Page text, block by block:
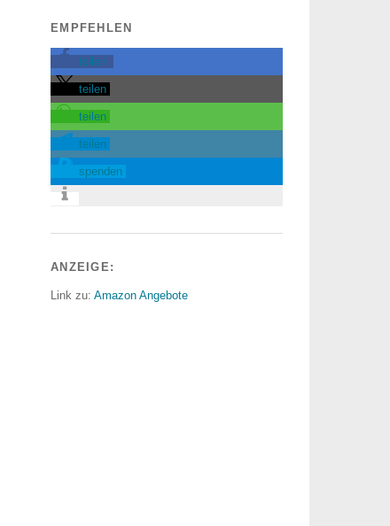
EMPFEHLEN
teilen
teilen
teilen
teilen
spenden
ANZEIGE:
Link zu: Amazon Angebote